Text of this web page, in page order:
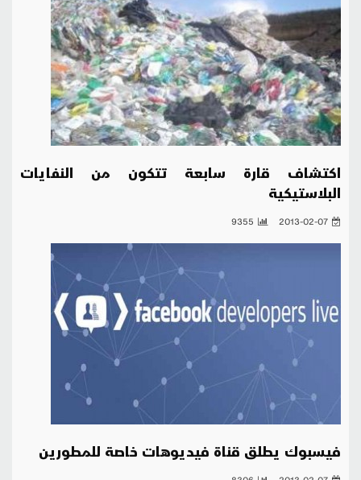
اكتشاف قارة سابعة تتكون من النفايات
البلاستيكية
2013-02-07
9355
فيسبوك يطلق قناة فيديوهات خاصة للمطورين